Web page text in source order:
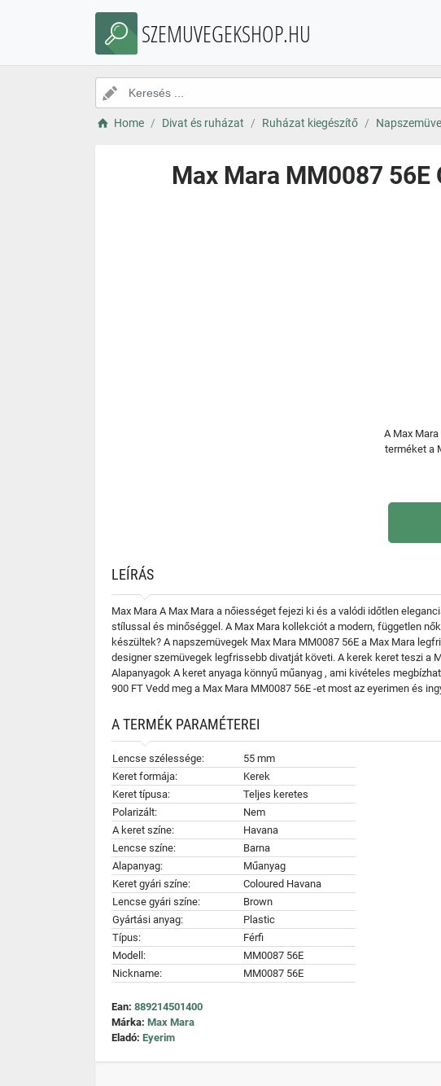
SZEMUVEGEKSHOP.HU
Home Divat és ruházat Ruházat kiegészítő
Max Mara MM0087 56E
A Max
terméket a
LEÍRÁS
Max Mara A Max Mara a nőiességet fejezi ki és a valódi időtlen
stílussal és minőséggel. A Max Mara kollekciót a modern, független
készültek? A napszemüvegek Max Mara MM0087 56E a Max Mara
designer szemüvegek legfrissebb divatját követi. A kerek keret teszi a
Alapanyagok A keret anyaga könnyű műanyag , ami kivételes
900 FT Vedd meg a Max Mara MM0087 56E -et most az eyerimen és
A TERMÉK PARAMÉTEREI
Lencse szélessége:
55 mm
Keret formája:
Kerek
Keret típusa:
Teljes keretes
Polarizált:
Nem
A keret színe:
Havana
Lencse színe:
Barna
Alapanyag:
Műanyag
Keret gyári színe:
Coloured Havana
Lencse gyári színe:
Brown
Gyártási anyag:
Plastic
Típus:
Férfi
Modell:
MM0087 56E
Nickname:
MM0087 56E
Ean: 889214501400
Márka: Max Mara
Eladó: Eyerim